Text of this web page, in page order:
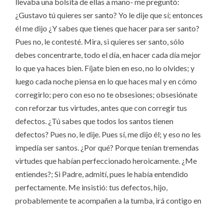
¿Gustavo tú quieres ser santo? Yo le dije que sí; entonces
él me dijo ¿Y sabes que tienes que hacer para ser santo?
Pues no, le contesté. Mira, si quieres ser santo, sólo
debes concentrarte, todo el día, en hacer cada día mejor
lo que ya haces bien. Fíjate bien en eso, no lo olvides; y
luego cada noche piensa en lo que haces mal y en cómo
corregirlo; pero con eso no te obsesiones; obsesiónate
con reforzar tus virtudes, antes que con corregir tus
defectos. ¿Tú sabes que todos los santos tienen
defectos? Pues no, le dije. Pues sí, me dijo él; y eso no les
impedía ser santos. ¿Por qué? Porque tenían tremendas
virtudes que habían perfeccionado heroicamente. ¿Me
entiendes?; Si Padre, admití, pues le había entendido
perfectamente. Me insistió: tus defectos, hijo,
probablemente te acompañen a la tumba, irá contigo en